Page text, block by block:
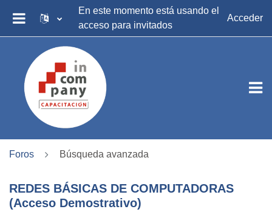
Salta al contenido principal
PANEL LATERAL
En este momento está usando el
acceso para invitados
Acceder
Foros Búsqueda avanzada
REDES BÁSICAS DE COMPUTADORAS
(Acceso Demostrativo)